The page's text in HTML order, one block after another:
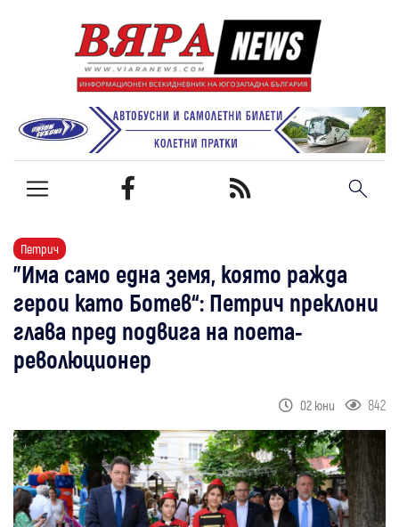
Петрич
"Има само една земя, която ражда
герои като Ботев“: Петрич преклони
глава пред подвига на поета-
революционер
02 юни 842